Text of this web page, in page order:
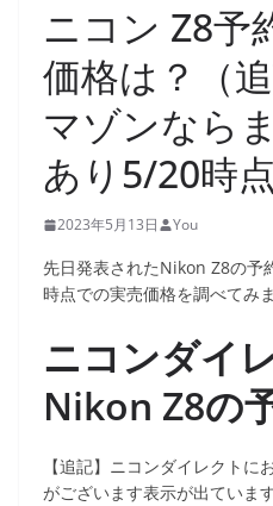
ニコン Z8予
価格は？（
マゾンなら
あり5/20時点
2023年5月13日 You
先日発表されたNikon Z8の予
時点での実売価格を調べてみま
ニコンダイ
Nikon Z8の
【追記】ニコンダイレクトに
がございます表示が出ています